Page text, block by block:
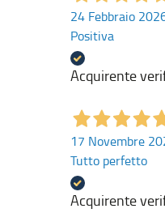
24 Febbraio
Positiva
Acquirente
17 Novembre
Tutto perfetto
Acquirente